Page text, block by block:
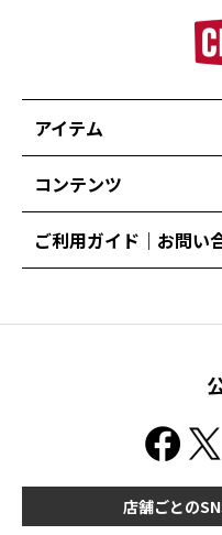
アイテム
コンテンツ
ご利用ガイド｜お問い
店舗ごとの